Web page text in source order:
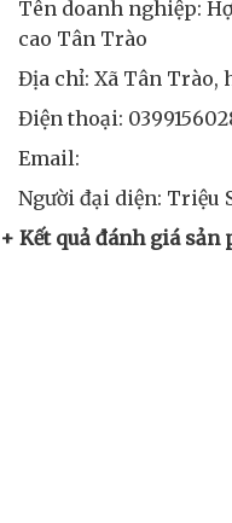
Tên doanh nghiệp:
cao Tân Trào
Địa chỉ: Xã Tân Trào,
Điện thoại:
Email:
Người đại diện: Triệu
+ Kết quả đánh giá sản